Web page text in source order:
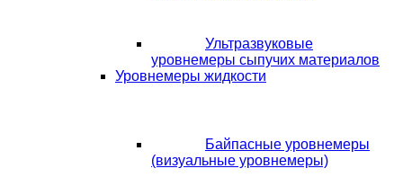
Ультразвуковые
уровнемеры сыпучих материалов
Уровнемеры жидкости
Байпасные уровнемеры
(визуальные уровнемеры)